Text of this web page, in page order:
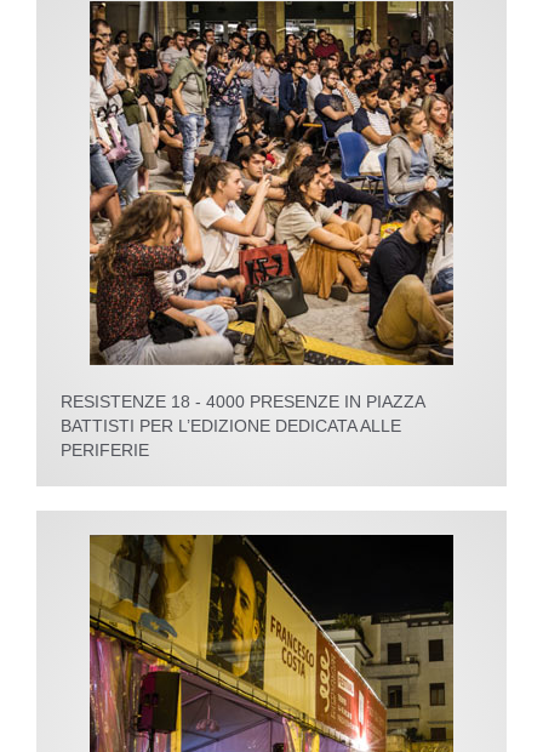
RESISTENZE 18 - 4000 PRESENZE IN PIAZZA
BATTISTI PER L’EDIZIONE DEDICATA ALLE
PERIFERIE